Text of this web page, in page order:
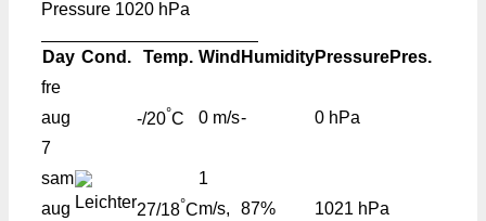
Pressure 1020 hPa
Day Cond. Temp. Wind HumidityPressurePres.
fre
aug
7
-/20°C 0 m/s- 0 hPa
sam
aug
27/18°C
1
m/s,
87% 1021 hPa